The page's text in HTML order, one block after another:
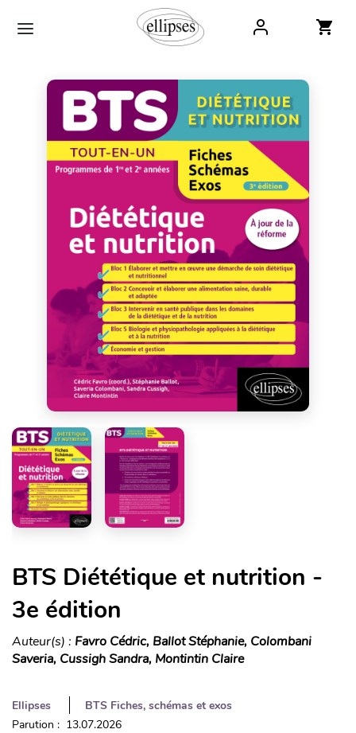
BTS Diététique et nutrition -
3e édition
Auteur(s) : Favro Cédric, Ballot Stéphanie, Colombani
Saveria, Cussigh Sandra, Montintin Claire
Ellipses
BTS Fiches, schémas et exos
Parution : 13.07.2026